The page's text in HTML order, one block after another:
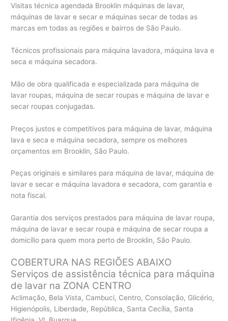
Visitas técnica agendada Brooklin máquinas de lavar,
máquinas de lavar e secar e máquinas secar de todas as
marcas em todas as regiões e bairros de São Paulo.
Técnicos profissionais para máquina lavadora, máquina lava e
seca e máquina secadora.
Mão de obra qualificada e especializada para máquina de
lavar roupas, máquina de secar roupas e máquina de lavar e
secar roupas conjugadas.
Preços justos e competitivos para máquina de lavar, máquina
lava e seca e máquina secadora, sempre os melhores
orçamentos em Brooklin, São Paulo.
Peças originais e similares para máquina de lavar, máquina de
lavar e secar e máquina lavadora e secadora, com garantia e
nota fiscal.
Garantia dos serviços prestados para máquina de lavar roupa,
máquina de lavar e secar roupa e máquina de secar roupa a
domicílio para quem mora perto de Brooklin, São Paulo.
COBERTURA NAS REGIÕES ABAIXO
Serviços de assistência técnica para máquina
de lavar na ZONA CENTRO
Aclimação, Bela Vista, Cambuci, Centro, Consolação, Glicério,
Higienópolis, Liberdade, República, Santa Cecília, Santa